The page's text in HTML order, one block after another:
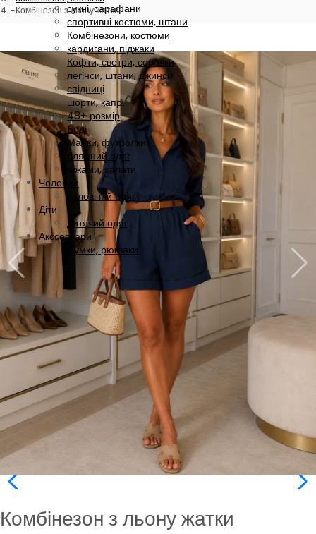
сукні, сарафани
спортивні костюми, штани
Комбінезони, костюми
кардигани, піджаки
Кофти, светри, сорочки
легінси, штани, джинси
спідниці
шорти, капрі
48+ розмір
Боді
Майки, футболки
пляжний одяг
піжами, халати
Чоловіки
чоловічий одяг
Діти
дитячий одяг
Акссесуари
Сумки, рюкзаки
Комбінезон з льону жатки
Комбінезон з льону жатки